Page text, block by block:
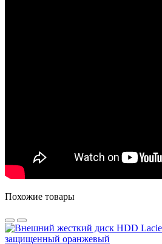
Похожие товары